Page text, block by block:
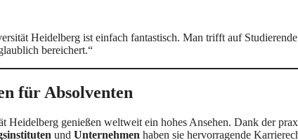
Heidelberg ist einfach fantastisch. Man trifft auf
bereichert.“
für Absolventen
Heidelberg genießen weltweit ein hohes Ansehen. Dank der
und Unternehmen haben sie hervorragende